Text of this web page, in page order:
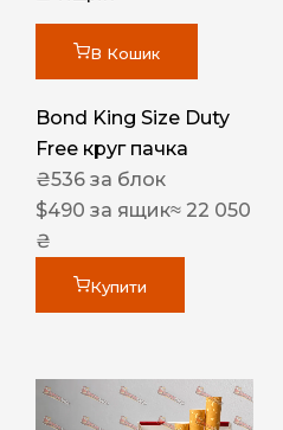
В Кошик
Bond King Size Duty
Free круг пачка
₴536 за блок
$490 за ящик≈ 22 050
₴
Купити